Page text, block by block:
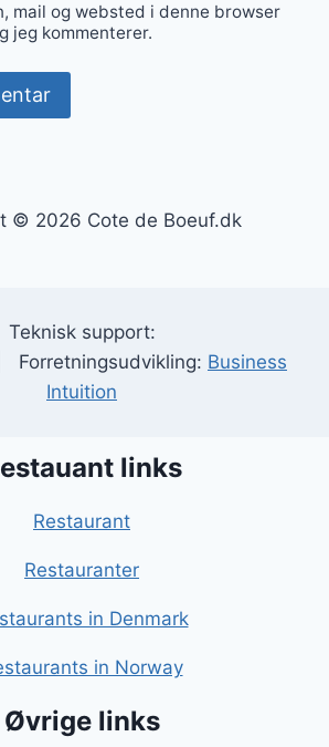
mail og websted i denne browser
jeg kommenterer.
© 2026 Cote de Boeuf.dk
Teknisk support:
Business
Intuition
links
Restaurant
Restauranter
in Denmark
in Norway
Øvrige links